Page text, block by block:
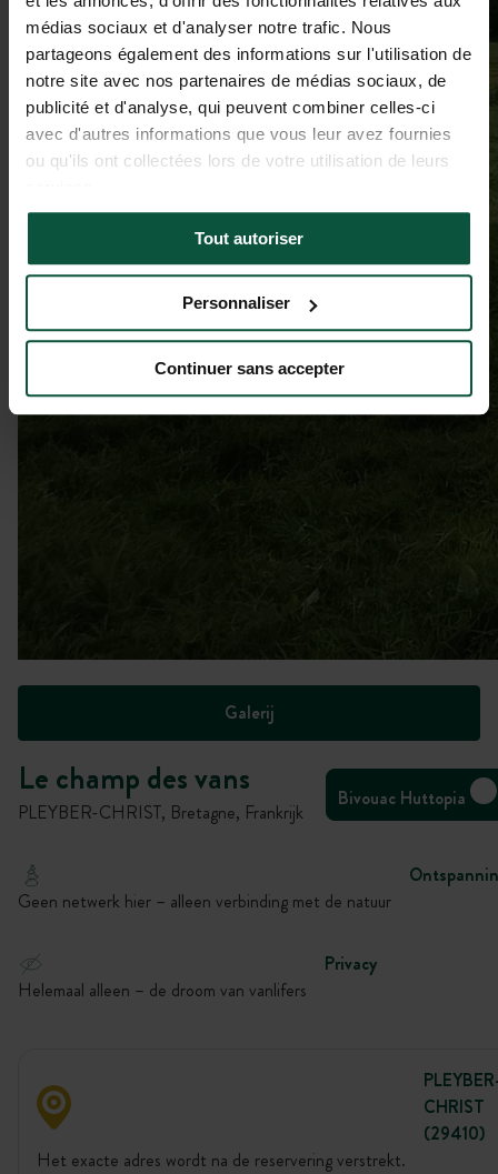
médias sociaux et d'analyser notre trafic. Nous
partageons également des informations sur l'utilisation de
notre site avec nos partenaires de médias sociaux, de
publicité et d'analyse, qui peuvent combiner celles-ci
avec d'autres informations que vous leur avez fournies
ou qu'ils ont collectées lors de votre utilisation de leurs
Tout autoriser
Personnaliser
Continuer sans accepter
Galerij
Le champ des vans
PLEYBER-CHRIST, Bretagne, Frankrijk
Bivouac Huttopia
Geen netwerk hier – alleen verbinding met de natuur
Privacy
Helemaal alleen – de droom van vanlifers
CHRIST
(29410)
Het exacte adres wordt na de reservering verstrekt.